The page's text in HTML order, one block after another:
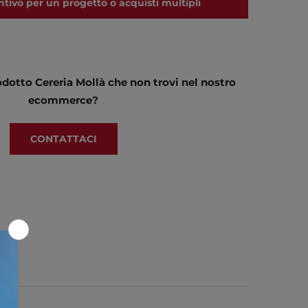
per un progetto o acquisti multipli
Cereria Mollà che non trovi nel nostro
ecommerce?
CONTATTACI